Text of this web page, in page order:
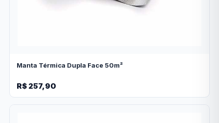
Manta Térmica Dupla Face 50m²
R$ 257,90